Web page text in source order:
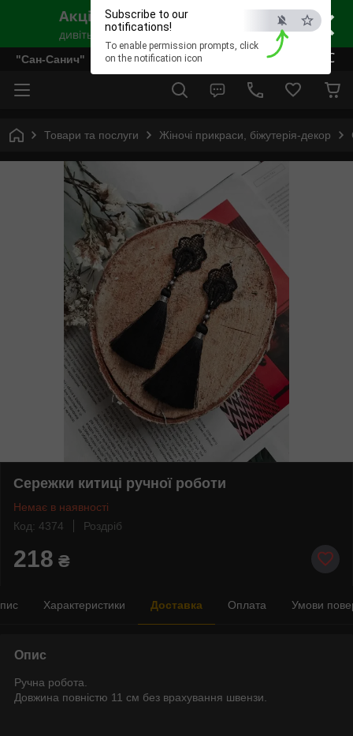
×
ESC
Subscribe to our
notifications!
To enable permission prompts, click
on the notification icon
"Сан-Санич"
Товари та послуги Жіночі прикраси, біжутерія-декор
Сережки китиці ручної роботи
Немає в наявності
Код: 4374
Роздріб
218 ₴
Характеристики Доставка Оплата Умови
Опис
Ручна робота.
Довжина повністю 11 см без врахування швензи.